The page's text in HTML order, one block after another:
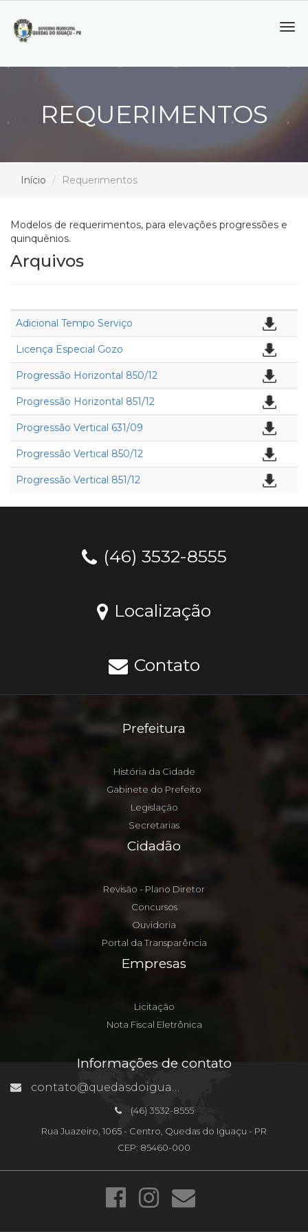
REQUERIMENTOS
Início Requerimentos
Modelos de requerimentos, para elevações progressões e
quinquênios.
Arquivos
Adicional Tempo Serviço
Licença Especial Gozo
Progressão Horizontal 850/12
Progressão Horizontal 851/12
Progressão Vertical 631/09
Progressão Vertical 850/12
Progressão Vertical 851/12
(46) 3532-8555
Localização
Contato
Prefeitura
História da Cidade
Gabinete do Prefeito
Legislação
Secretarias
Cidadão
Revisão - Plano Diretor
Concursos
Ouvidoria
Portal da Transparência
Empresas
Licitação
Nota Fiscal Eletrônica
Informações de contato
contato@quedasdoiguacu.pr.gov.br
(46) 3532-8555
Rua Juazeiro, 1065 - Centro, Quedas do Iguaçu - PR
CEP: 85460-000